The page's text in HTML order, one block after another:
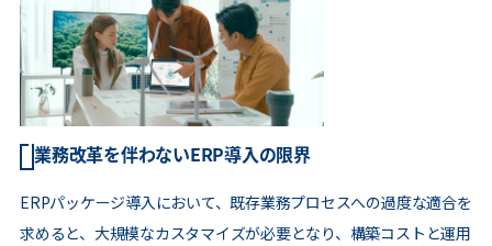
業務改革を伴わないERP導入の限界
ERPパッケージ導入において、既存業務プロセスへの過度な適合を
求めると、大規模なカスタマイズが必要となり、構築コストと運用